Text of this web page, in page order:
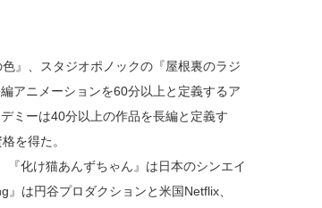
』、スタジオポノックの『屋根裏のラジ
アニメーションを60分以上と定義するア
ミーは40分以上の作品を長編と定義す
を得た。
化け猫あんずちゃん』は日本のシンエイ
は円谷プロダクションと米国Netflix、